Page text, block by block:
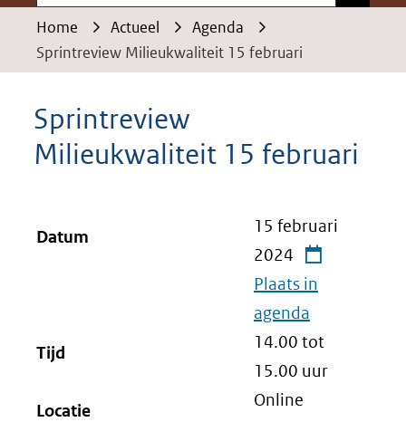
Home Actueel
Agenda
Sprintreview Milieukwaliteit 15 februari
Sprintreview
Milieukwaliteit 15 februari
Datum
15 februari
2024
Plaats in
agenda
Tijd
14.00 tot
15.00 uur
Locatie
Online